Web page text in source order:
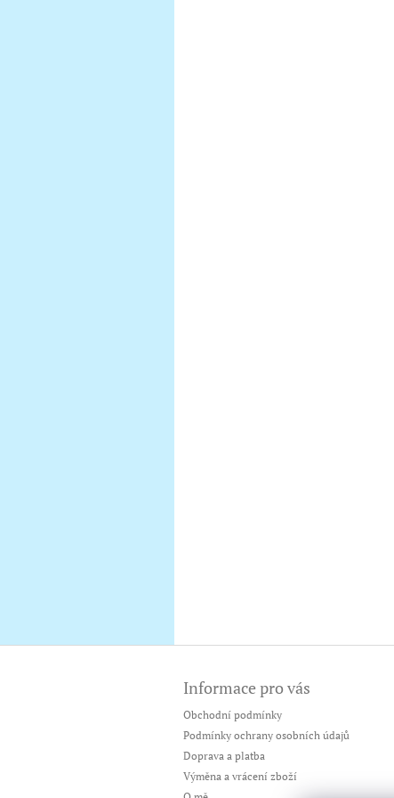
Informace pro vás
Obchodní podmínky
Podmínky ochrany osobních údajů
Doprava a platba
Výměna a vrácení zboží